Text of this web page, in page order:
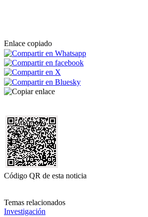
Enlace copiado
Código QR de esta noticia
Temas relacionados
Investigación